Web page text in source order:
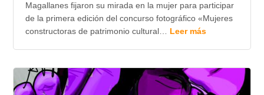
Magallanes fijaron su mirada en la mujer para participar
de la primera edición del concurso fotográfico «Mujeres
constructoras de patrimonio cultural… Leer más